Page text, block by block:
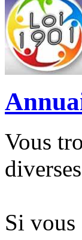
Vous
Si vous